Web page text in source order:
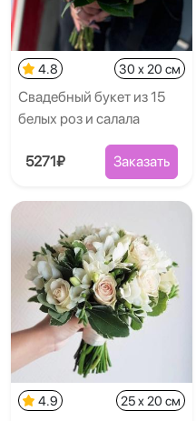
4.8 30 x 20 см
Свадебный букет из 15
белых роз и салала
5271₽ Заказать
4.9 25 x 20 см